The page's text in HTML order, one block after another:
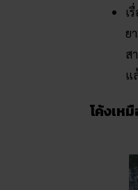
เ
ย
ส
แ
โค้งเห